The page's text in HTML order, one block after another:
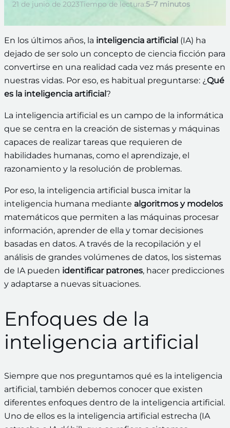
21 de junio de 2023Tiempo de lectura:5–7 minutos
En los últimos años, la inteligencia artificial (IA) ha
dejado de ser solo un concepto de ciencia ficción para
convertirse en una realidad cada vez más presente en
nuestras vidas. Por eso, es habitual preguntarse: ¿Qué
es la inteligencia artificial?
La inteligencia artificial es un campo de la informática
que se centra en la creación de sistemas y máquinas
capaces de realizar tareas que requieren de
habilidades humanas, como el aprendizaje, el
razonamiento y la resolución de problemas.
Por eso, la inteligencia artificial busca imitar la
inteligencia humana mediante algoritmos y modelos
matemáticos que permiten a las máquinas procesar
información, aprender de ella y tomar decisiones
basadas en datos. A través de la recopilación y el
análisis de grandes volúmenes de datos, los sistemas
de IA pueden identificar patrones, hacer predicciones
y adaptarse a nuevas situaciones.
Enfoques de la
inteligencia artificial
Siempre que nos preguntamos qué es la inteligencia
artificial, también debemos conocer que existen
diferentes enfoques dentro de la inteligencia artificial.
Uno de ellos es la inteligencia artificial estrecha (IA